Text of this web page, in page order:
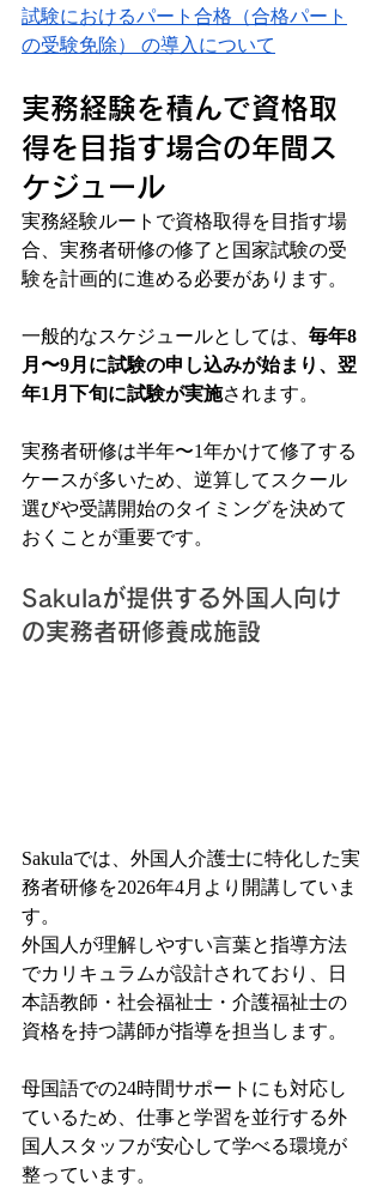
試験におけるパート合格（合格パート
の受験免除） の導入について
実務経験を積んで資格取
得を目指す場合の年間ス
ケジュール
実務経験ルートで資格取得を目指す場
合、実務者研修の修了と国家試験の受
験を計画的に進める必要があります。
一般的なスケジュールとしては、 毎年8
月〜9月に試験の申し込みが始まり、翌
年1月下旬に試験が実施されます。
実務者研修は半年〜1年かけて修了する
ケースが多いため、逆算してスクール
選びや受講開始のタイミングを決めて
おくことが重要です。
Sakulaが提供する外国人向け
の実務者研修養成施設
Sakulaでは、外国人介護士に特化した実
務者研修を2026年4月より開講していま
す。
外国人が理解しやすい言葉と指導方法
でカリキュラムが設計されており、日
本語教師・社会福祉士・介護福祉士の
資格を持つ講師が指導を担当します。
母国語での24時間サポートにも対応し
ているため、仕事と学習を並行する外
国人スタッフが安心して学べる環境が
整っています。